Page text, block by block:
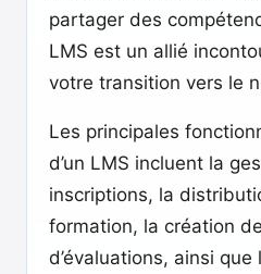
partager des
LMS est un allié
votre transition vers le
Les principales
d’un LMS incluent la
inscriptions, la
formation, la création
d’évaluations, ainsi